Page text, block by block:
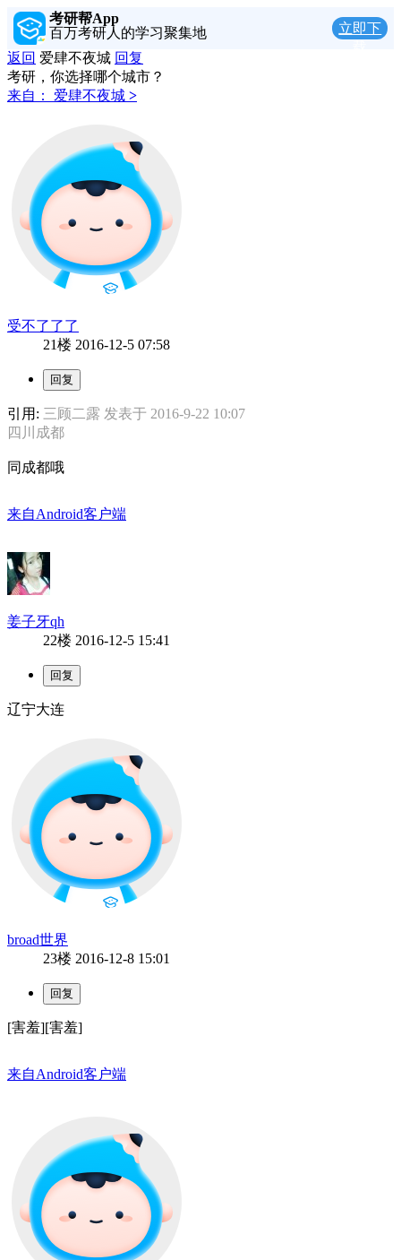
考研帮App
百万考研人的学习聚集地
立即下
返回 爱肆不夜城 回复
考研，你选择哪个城市？
来自：
爱肆不夜城 >
受不了了了
21楼 2016-12-5 07:58
引用: 三顾二露 发表于 2016-9-22 10:07
四川成都
同成都哦
来自Android客户端
姜子牙qh
22楼 2016-12-5 15:41
辽宁大连
broad世界
23楼 2016-12-8 15:01
[害羞][害羞]
来自Android客户端